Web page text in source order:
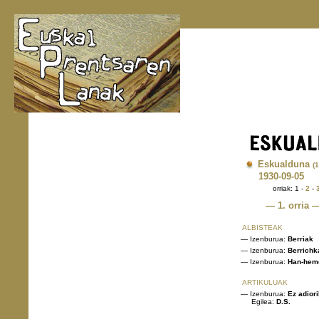
Eskualduna
1930-09-05
orriak: 1 - 2 -
— 1. orria
ALBISTEAK
— Izenburua: Berriak
— Izenburua:
— Izenburua: Han-
ARTIKULUAK
— Izenburua: Ez
Egilea: D.S.